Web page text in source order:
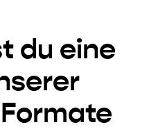
du eine